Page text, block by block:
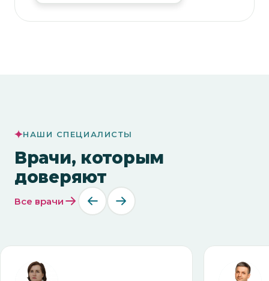
НАШИ СПЕЦИАЛИСТЫ
Врачи, которым
доверяют
Все врачи